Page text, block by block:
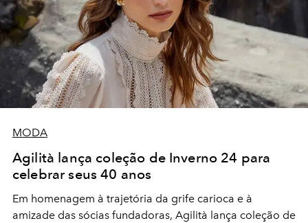
MODA
Agilità lança coleção de Inverno 24 para
celebrar seus 40 anos
Em homenagem à trajetória da grife carioca e à
amizade das sócias fundadoras, Agilità lança coleção de